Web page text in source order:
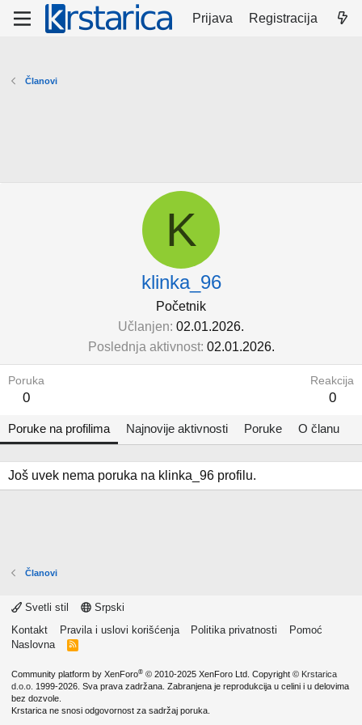
Prijava Registracija
Članovi
K
klinka_96
Početnik
Učlanjen 02.01.2026.
Poslednja aktivnost 02.01.2026.
Poruka
0
Reakcija
0
Poruke na profilima Najnovije aktivnosti Poruke O članu
Još uvek nema poruka na klinka_96 profilu.
Članovi
Svetli stil
Srpski
Kontakt
Pravila i uslovi korišćenja Politika privatnosti
Pomoć
Naslovna
R
Community platform by XenForo® © 2010-2025 XenForo Ltd. Copyright © Krstarica
d.o.o. 1999-2026. Sva prava zadržana. Zabranjena je reprodukcija u celini i u delovima
bez dozvole.
Krstarica ne snosi odgovornost za sadržaj poruka.